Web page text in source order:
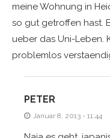
meine Wohnung in
so gut getroffen hast.
ueber das Uni-Leben.
problemlos
PETER
Januar 8, 2013 - 11:44